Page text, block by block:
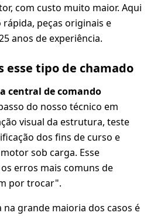
com custo muito maior. Aqui
peças originais e
anos de experiência.
esse tipo de chamado
central de comando
do nosso técnico em
visual da estrutura, teste
dos fins de curso e
sob carga. Esse
erros mais comuns de
por trocar".
grande maioria dos casos é